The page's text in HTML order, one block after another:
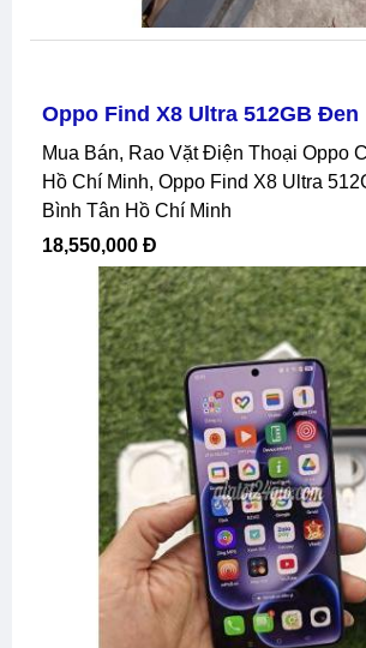
Oppo Find X8 Ultra 512GB Đen
Mua Bán, Rao Vặt Điện Thoại Oppo Cũ Bình Tân
Hồ Chí Minh, Oppo Find X8 Ultra
Bình Tân Hồ Chí Minh
18,550,000 Đ